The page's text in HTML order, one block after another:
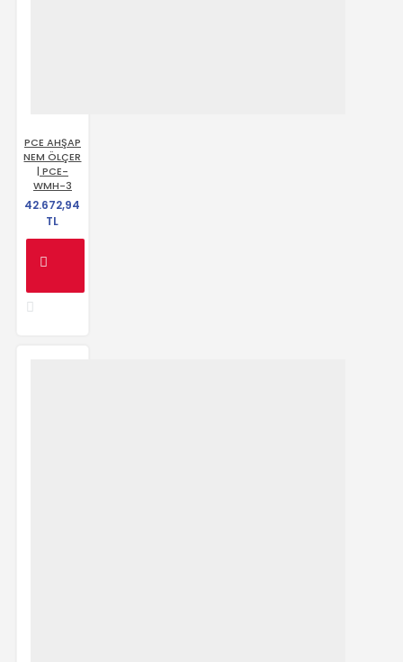
PCE AHŞAP
NEM ÖLÇER
| PCE-
WMH-3
42.672,94
TL